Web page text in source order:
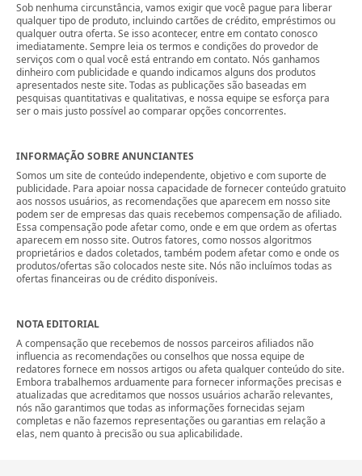
Sob nenhuma circunstância, vamos exigir que você pague para liberar
qualquer tipo de produto, incluindo cartões de crédito, empréstimos ou
qualquer outra oferta. Se isso acontecer, entre em contato conosco
imediatamente. Sempre leia os termos e condições do provedor de
serviços com o qual você está entrando em contato. Nós ganhamos
dinheiro com publicidade e quando indicamos alguns dos produtos
apresentados neste site. Todas as publicações são baseadas em
pesquisas quantitativas e qualitativas, e nossa equipe se esforça para
ser o mais justo possível ao comparar opções concorrentes.
INFORMAÇÃO SOBRE ANUNCIANTES
Somos um site de conteúdo independente, objetivo e com suporte de
publicidade. Para apoiar nossa capacidade de fornecer conteúdo gratuito
aos nossos usuários, as recomendações que aparecem em nosso site
podem ser de empresas das quais recebemos compensação de afiliado.
Essa compensação pode afetar como, onde e em que ordem as ofertas
aparecem em nosso site. Outros fatores, como nossos algoritmos
proprietários e dados coletados, também podem afetar como e onde os
produtos/ofertas são colocados neste site. Nós não incluímos todas as
ofertas financeiras ou de crédito disponíveis.
NOTA EDITORIAL
A compensação que recebemos de nossos parceiros afiliados não
influencia as recomendações ou conselhos que nossa equipe de
redatores fornece em nossos artigos ou afeta qualquer conteúdo do site.
Embora trabalhemos arduamente para fornecer informações precisas e
atualizadas que acreditamos que nossos usuários acharão relevantes,
nós não garantimos que todas as informações fornecidas sejam
completas e não fazemos representações ou garantias em relação a
elas, nem quanto à precisão ou sua aplicabilidade.